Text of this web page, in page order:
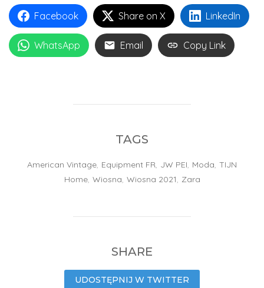
Facebook Share on X LinkedIn
WhatsApp Email Copy Link
TAGS
American Vintage, Equipment FR, JW PEI, Moda, TIJN
Home, Wiosna, Wiosna 2021, Zara
SHARE
UDOSTĘPNIJ W TWITTER